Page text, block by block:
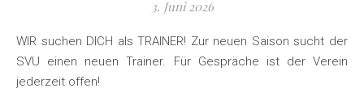
3. Juni 2026
WIR suchen DICH als TRAINER! Zur neuen Saison sucht der
SVU einen neuen Trainer. Für Gespräche ist der Verein
jederzeit offen!